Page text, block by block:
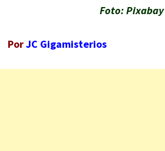
Foto: Pixabay
PorJC Gigamisterios